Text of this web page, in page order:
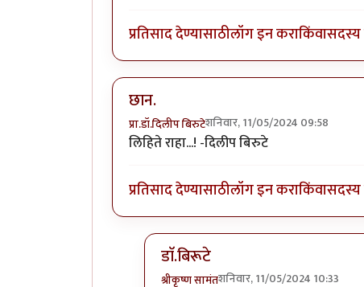
प्रतिसाद देण्यासाठीलॉग इन कराकिंवासदस्य
छान.
प्रा.डॉ.दिलीप बिरुटेशनिवार, 11/05/2024 09:58
लिहिते राहा...! -दिलीप बिरुटे
प्रतिसाद देण्यासाठीलॉग इन कराकिंवासदस्य
डाॅ.बिरूटे
श्रीकृष्ण सामंतशनिवार, 11/05/2024 10:33